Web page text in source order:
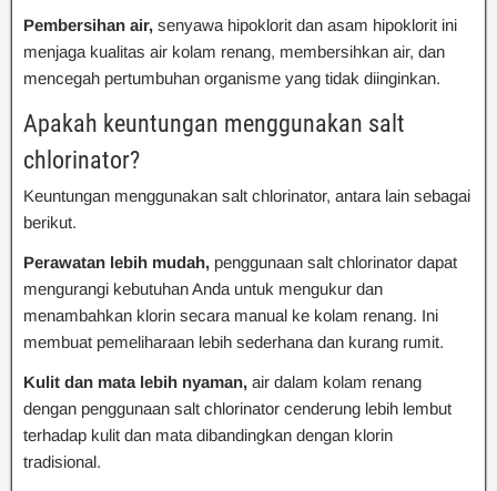
Pembersihan air, senyawa hipoklorit dan asam hipoklorit ini
menjaga kualitas air kolam renang, membersihkan air, dan
mencegah pertumbuhan organisme yang tidak diinginkan.
Apakah keuntungan menggunakan salt
chlorinator?
Keuntungan menggunakan salt chlorinator, antara lain sebagai
berikut.
Perawatan lebih mudah, penggunaan salt chlorinator dapat
mengurangi kebutuhan Anda untuk mengukur dan
menambahkan klorin secara manual ke kolam renang. Ini
membuat pemeliharaan lebih sederhana dan kurang rumit.
Kulit dan mata lebih nyaman, air dalam kolam renang
dengan penggunaan salt chlorinator cenderung lebih lembut
terhadap kulit dan mata dibandingkan dengan klorin
tradisional.